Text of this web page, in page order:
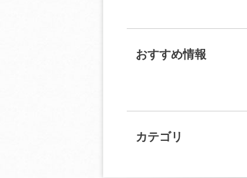
おすすめ情報
カテゴリ